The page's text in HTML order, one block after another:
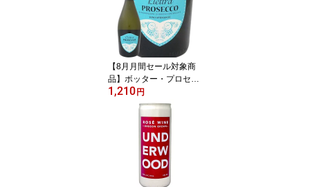
【8月月間セール対象商
品】ボッター・プロセッ
コ・スプマンテ“エレット
ラ” イタリア 白スパーク
リングワイン 750ml 辛口
スプマンテ プロセッコ p
rosecco ヴェネト グレラ
100% グレラ種 11% シ
ャルマ方式 タンク発酵
きめ細かい泡 フルーティ
1,210円